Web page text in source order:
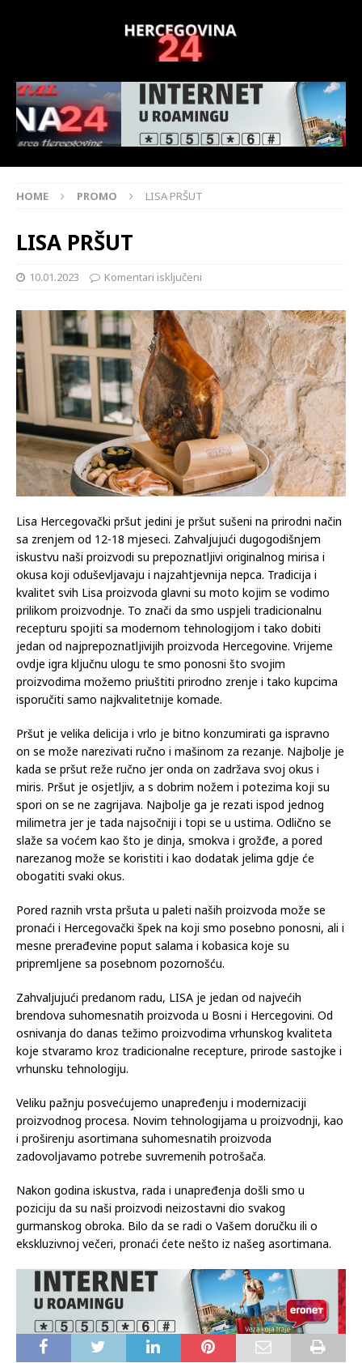
HOME PROMO LISA PRŠUT
LISA PRŠUT
10.01.2023 Komentari isključeni
Lisa Hercegovački pršut jedini je pršut sušeni na prirodni način
sa zrenjem od 12-18 mjeseci. Zahvaljujući dugogodišnjem
iskustvu naši proizvodi su prepoznatljivi originalnog mirisa i
okusa koji oduševljavaju i najzahtjevnija nepca. Tradicija i
kvalitet svih Lisa proizvoda glavni su moto kojim se vodimo
prilikom proizvodnje. To znači da smo uspjeli tradicionalnu
recepturu spojiti sa modernom tehnologijom i tako dobiti
jedan od najprepoznatljivijih proizvoda Hercegovine. Vrijeme
ovdje igra ključnu ulogu te smo ponosni što svojim
proizvodima možemo priuštiti prirodno zrenje i tako kupcima
isporučiti samo najkvalitetnije komade.
Pršut je velika delicija i vrlo je bitno konzumirati ga ispravno
on se može narezivati ručno i mašinom za rezanje. Najbolje je
kada se pršut reže ručno jer onda on zadržava svoj okus i
miris. Pršut je osjetljiv, a s dobrim nožem i potezima koji su
spori on se ne zagrijava. Najbolje ga je rezati ispod jednog
milimetra jer je tada najsočniji i topi se u ustima. Odlično se
slaže sa voćem kao što je dinja, smokva i grožđe, a pored
narezanog može se koristiti i kao dodatak jelima gdje će
obogatiti svaki okus.
Pored raznih vrsta pršuta u paleti naših proizvoda može se
pronaći i Hercegovački špek na koji smo posebno ponosni, ali i
mesne prerađevine poput salama i kobasica koje su
pripremljene sa posebnom pozornošću.
Zahvaljujući predanom radu, LISA je jedan od najvećih
brendova suhomesnatih proizvoda u Bosni i Hercegovini. Od
osnivanja do danas težimo proizvodima vrhunskog kvaliteta
koje stvaramo kroz tradicionalne recepture, prirode sastojke i
vrhunsku tehnologiju.
Veliku pažnju posvećujemo unapređenju i modernizaciji
proizvodnog procesa. Novim tehnologijama u proizvodnji, kao
i proširenju asortimana suhomesnatih proizvoda
zadovoljavamo potrebe suvremenih potrošača.
Nakon godina iskustva, rada i unapređenja došli smo u
poziciju da su naši proizvodi neizostavni dio svakog
gurmanskog obroka. Bilo da se radi o Vašem doručku ili o
ekskluzivnoj večeri, pronaći ćete nešto iz našeg asortimana.